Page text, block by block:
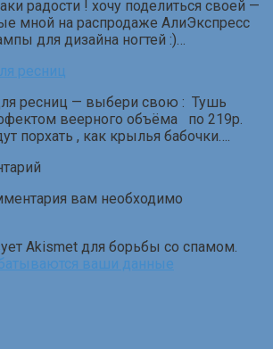
радости ! хочу поделиться своей —
мной на распродаже АлиЭкспресс
для дизайна ногтей :)…
ресниц
ресниц — выбери свою : Тушь
веерного объёма по 219р.
порхать , как крылья бабочки….
вам необходимо
Akismet для борьбы со спамом.
ваши данные